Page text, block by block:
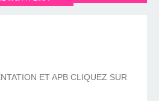
ET APB CLIQUEZ SUR